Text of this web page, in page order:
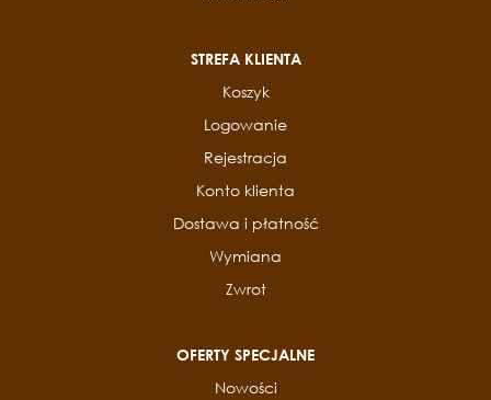
STREFA KLIENTA
Koszyk
Logowanie
Rejestracja
Konto klienta
Dostawa i płatność
Wymiana
Zwrot
OFERTY SPECJALNE
Nowości